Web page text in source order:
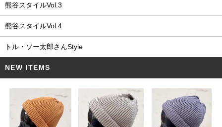
熊谷スタイルVol.3
熊谷スタイルVol.4
トル・ソー太郎さんStyle
NEW ITEMS